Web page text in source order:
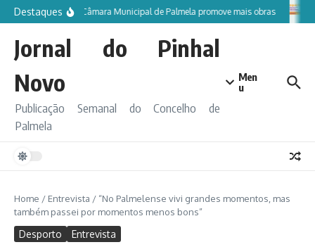
Ir para o conteúdo
Destaques Câmara Municipal de Palmela promove mais obras
Jornal do Pinhal
Novo
Publicação Semanal do Concelho de
Palmela
Men
u
Home / Entrevista / “No Palmelense vivi grandes momentos, mas
também passei por momentos menos bons”
Desporto Entrevista